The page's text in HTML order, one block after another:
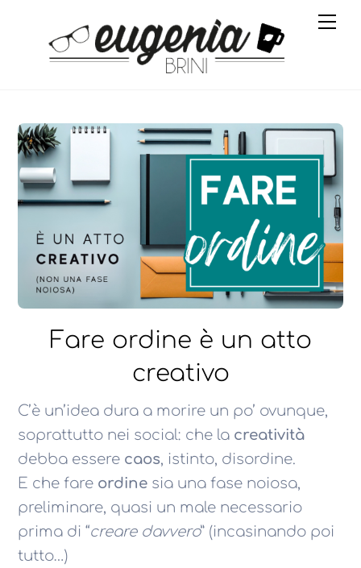
content
Fare ordine è un atto
creativo
C’è un’idea dura a morire un po’ ovunque,
soprattutto nei social: che la creatività
debba essere caos, istinto, disordine.
E che fare ordine sia una fase noiosa,
preliminare, quasi un male necessario
prima di “creare davvero” (incasinando poi
tutto…)